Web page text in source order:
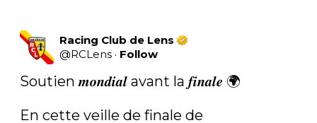
Racing Club de Lens
@RCLens · Follow
Soutien 𝒎𝒐𝒏𝒅𝒊𝒂𝒍 avant la 𝒇𝒊𝒏𝒂𝒍𝒆 🌍